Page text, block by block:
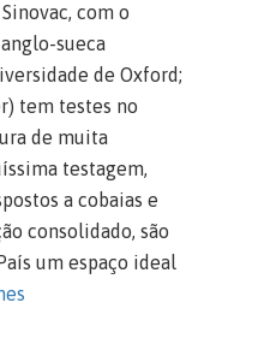
com o
sueca
de Oxford;
tem testes no
de muita
testagem,
a cobaias e
consolidado, são
um espaço ideal